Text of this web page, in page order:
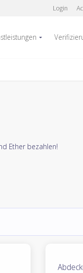
Login
Ether bezahlen!